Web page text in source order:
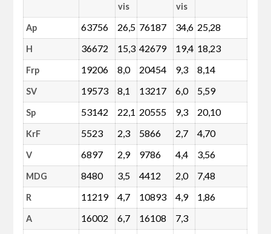
vis
vis
Ap 63756 26,5 76187 34,6 25,28
H 36672 15,3 42679 19,4 18,23
Frp 19206 8,0 20454 9,3 8,14
SV 19573 8,1 13217 6,0 5,59
Sp 53142 22,1 20555 9,3 20,10
KrF 5523 2,3 5866 2,7 4,70
V 6897 2,9 9786 4,4 3,56
MDG 8480 3,5 4412 2,0 7,48
R 11219 4,7 10893 4,9 1,86
A 16002 6,7 16108 7,3